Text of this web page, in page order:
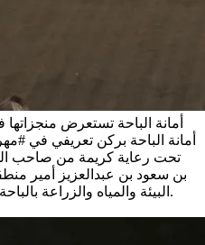
أمانة الباحة تستعرض
تحت رعاية كريمة من صاحب
بن سعود بن عبدالعزيز أمير
البيئة والمياه والزراعة بالباحة ضمن فعاليات صيف الباحة 2026.